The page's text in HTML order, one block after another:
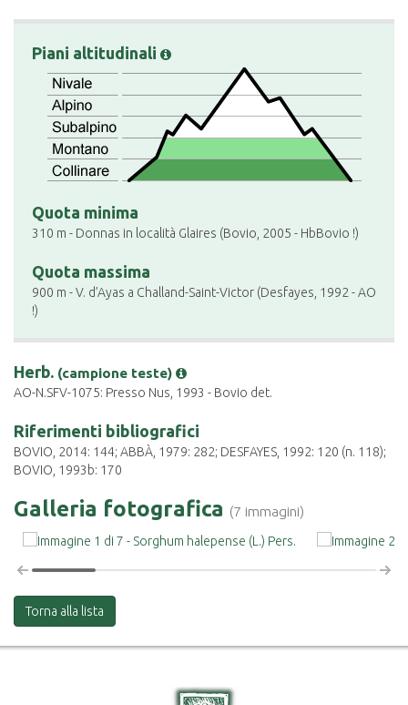
Piani altitudinali
Quota minima
310 m - Donnas in località Glaires (Bovio, 2005 - HbBovio !)
Quota massima
900 m - V. d’Ayas a Challand-Saint-Victor (Desfayes, 1992 - AO
!)
Herb. (campione teste)
AO-N.SFV-1075: Presso Nus, 1993 - Bovio det.
Riferimenti bibliografici
BOVIO, 2014: 144; ABBÀ, 1979: 282; DESFAYES, 1992: 120 (n. 118);
BOVIO, 1993b: 170
Galleria fotografica (7 immagini)
Torna alla lista